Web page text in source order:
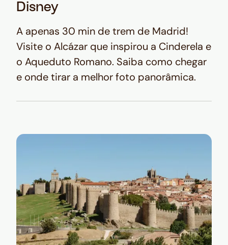
Disney
A apenas 30 min de trem de Madrid!
Visite o Alcázar que inspirou a Cinderela e
o Aqueduto Romano. Saiba como chegar
e onde tirar a melhor foto panorâmica.